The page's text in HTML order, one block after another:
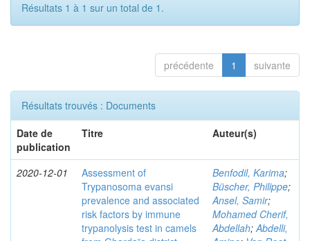
Résultats 1 à 1 sur un total de 1.
précédente 1 suivante
Résultats trouvés : Documents
Date de
publication
Titre Auteur(s)
2020-12-01
Assessment of
Trypanosoma evansi
prevalence and associated
risk factors by immune
trypanolysis test in camels
Benfodil, Karima;
Büscher, Philippe;
Ansel, Samir;
Mohamed Cherif,
Abdellah;Abdelli,